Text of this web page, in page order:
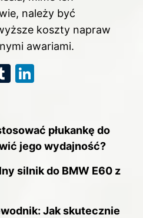
należy być
koszty napraw
awariami.
T
bl
r
e
dI
n
płukankę do
jego wydajność?
silnik do BMW E60 z
Jak skutecznie